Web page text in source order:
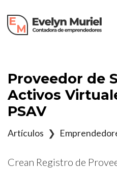
Proveedor de
Activos
PSAV
Artículos ❯
Crean Registro de